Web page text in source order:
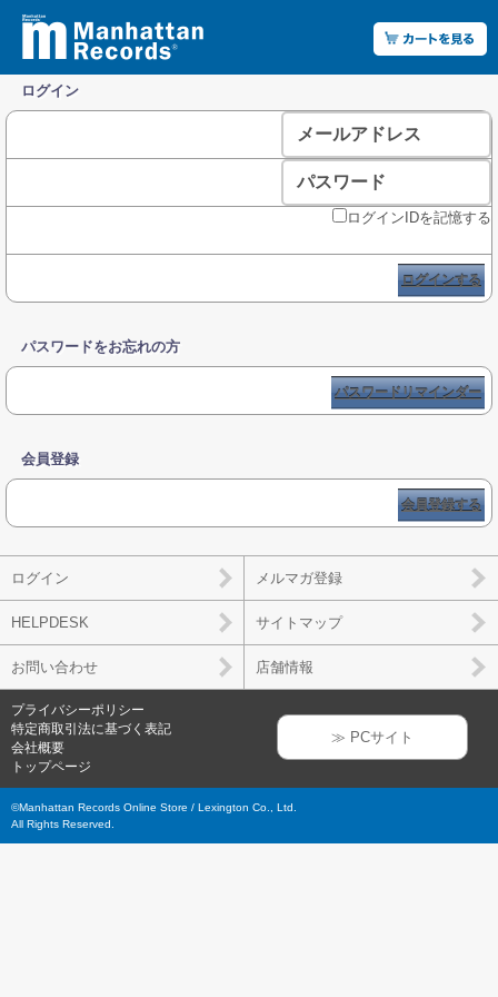
ログイン
メールアドレス
パスワード
ログインIDを記憶する
ログインする
パスワードをお忘れの方
パスワードリマインダー
会員登録
会員登録する
ログイン メルマガ登録
HELPDESK サイトマップ
お問い合わせ 店舗情報
プライバシーポリシー
特定商取引法に基づく表記
会社概要
トップページ
≫ PCサイト
©Manhattan Records Online Store / Lexington Co., Ltd.
All Rights Reserved.